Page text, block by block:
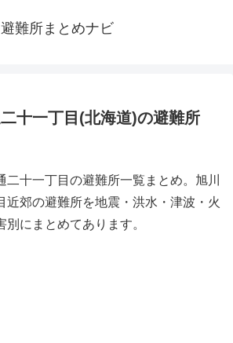
避難所まとめナビ
十一丁目(北海道)の避難所
二十一丁目の避難所一覧まとめ。旭川
近郊の避難所を地震・洪水・津波・火
にまとめてあります。